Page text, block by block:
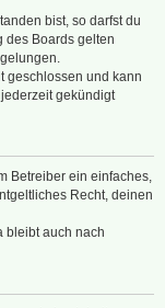
bist, so darfst du
des Boards gelten
geschlossen und kann
gekündigt
Betreiber ein einfaches,
Recht, deinen
bleibt auch nach